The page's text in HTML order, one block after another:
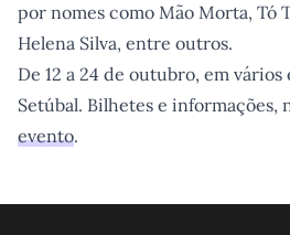
por nomes como Mão Morta, Tó
Helena Silva, entre outros.
De 12 a 24 de outubro, em
Setúbal. Bilhetes e informações,
evento.